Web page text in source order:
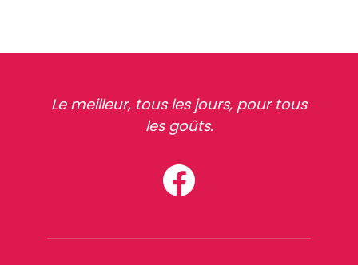
Le meilleur, tous les jours, pour tous
les goûts.